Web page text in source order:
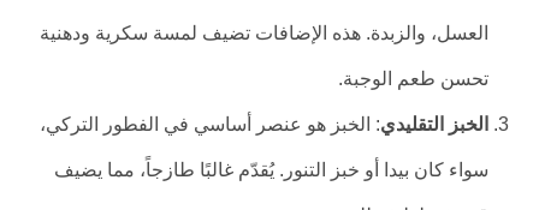
العسل، والزبدة. هذه الإضافات تضيف لمسة سكرية ودهنية
تحسن طعم الوجبة.
الخبز التقليدي: الخبز هو عنصر أساسي في الفطور التركي،
سواء كان بيدا أو خبز التنور. يُقدّم غالبًا طازجاً، مما يضيف